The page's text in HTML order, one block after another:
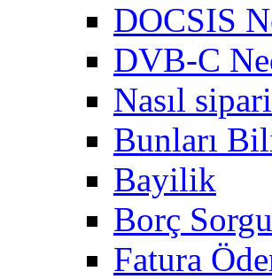
DOCSIS
DVB-C
Nasıl
Bunları
Bayilik
Borç
Fatura